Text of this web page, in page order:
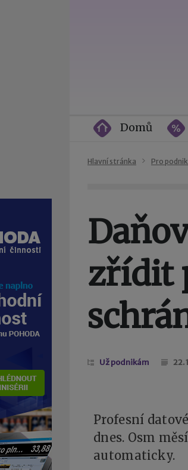
Domů
Hlavní stránka Pro
zřídit
Už podnikám 22.
Profesní
dnes. Osm
automaticky.